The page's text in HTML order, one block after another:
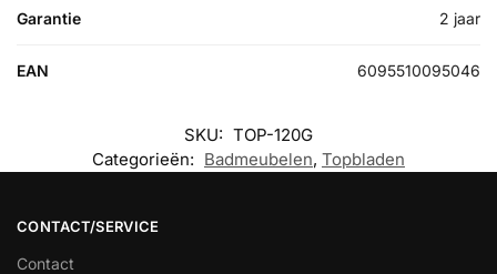
Garantie 2 jaar
EAN 6095510095046
SKU: TOP-120G
Categorieën: Badmeubelen, Topbladen
CONTACT/SERVICE
Contact